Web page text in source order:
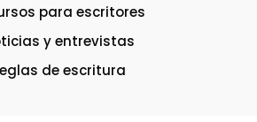
para escritores
y entrevistas
de escritura